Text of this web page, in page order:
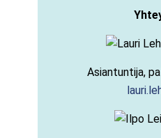
Asiantuntija,